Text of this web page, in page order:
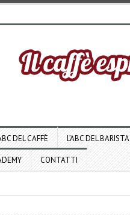
DEL CAFFÈ L’ABC DEL BARISTA
CONTATTI